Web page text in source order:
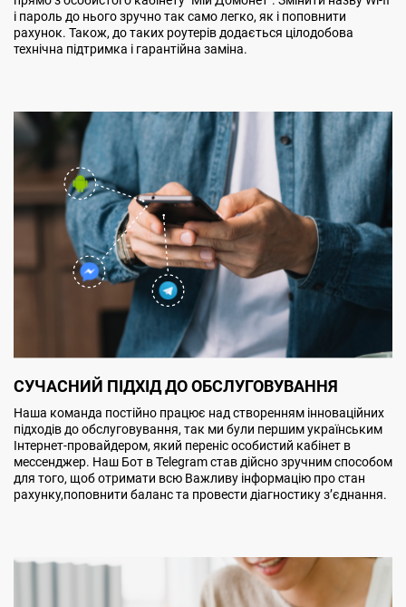
і пароль до нього зручно так само легко, як і поповнити
рахунок. Також, до таких роутерів додається цілодобова
технічна підтримка і гарантійна заміна.
СУЧАСНИЙ ПІДХІД ДО ОБСЛУГОВУВАННЯ
Наша команда постійно працює над створенням інноваційних
підходів до обслуговування, так ми були першим українським
Інтернет-провайдером, який переніс особистий кабінет в
мессенджер. Наш Бот в Telegram став дійсно зручним способом
для того, щоб отримати всю Важливу інформацію про стан
рахунку,поповнити баланс та провести діагностику з’єднання.